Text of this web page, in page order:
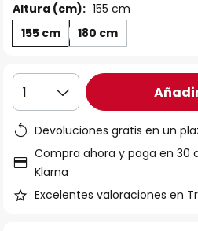
Altura (cm): 155 cm
155 cm
180 cm
1
Devoluciones gratis en un
Compra ahora y paga en 30
Klarna
Excelentes valoraciones en